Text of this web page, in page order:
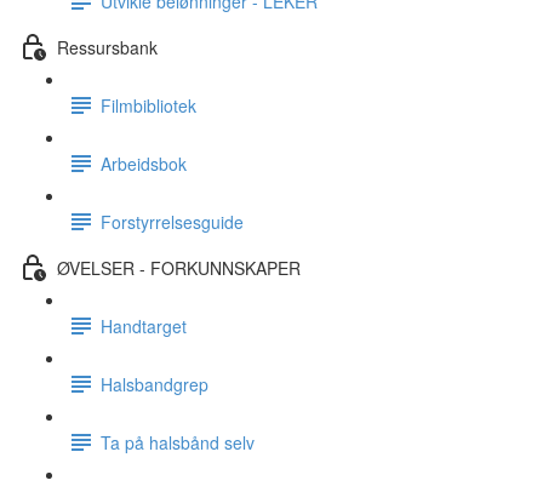
Ressursbank
Filmbibliotek
Arbeidsbok
Forstyrrelsesguide
ØVELSER - FORKUNNSKAPER
Handtarget
Halsbandgrep
Ta på halsbånd selv